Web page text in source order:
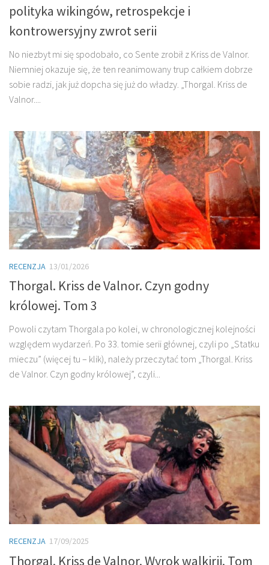
polityka wikingów, retrospekcje i
kontrowersyjny zwrot serii
No niezbyt mi się spodobało, co Sente zrobił z Kriss de Valnor.
Niemniej okazuje się, że ten reanimowany trup całkiem dobrze
sobie radzi, jak już dopcha się już do władzy. „Thorgal. Kriss de
Valnor....
RECENZJA 13/01/2026
Thorgal. Kriss de Valnor. Czyn godny
królowej. Tom 3
Powoli czytam Thorgala po kolei, w chronologicznej kolejności
względem wydarzeń. Po 33. tomie serii głównej, czyli po „Statku
mieczu” (więcej tu – klik), należy przeczytać tom „Thorgal. Kriss
de Valnor. Czyn godny królowej”, czyli...
RECENZJA 17/09/2025
Thorgal. Kriss de Valnor. Wyrok walkirii. Tom